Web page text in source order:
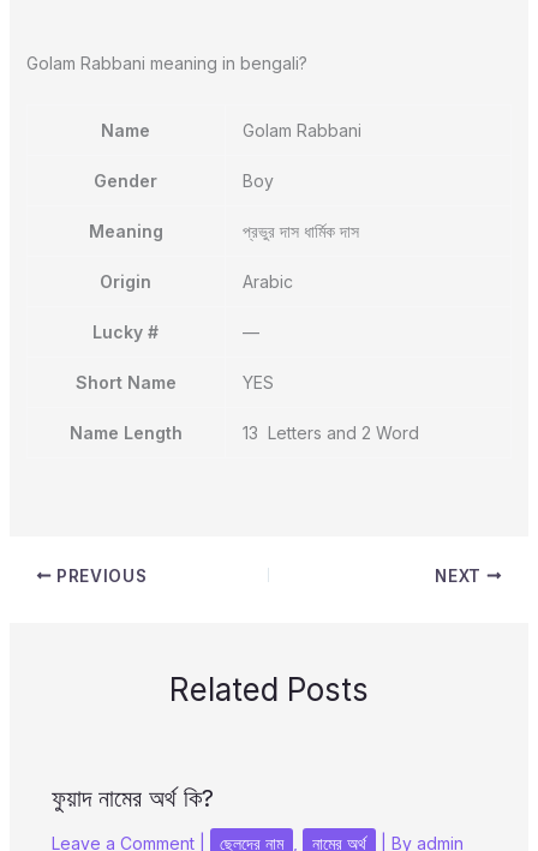
Golam Rabbani meaning in bengali?
Name Golam Rabbani
Gender Boy
Meaning প্রভুর দাস ধার্মিক দাস
Origin Arabic
Lucky # —
Short Name YES
Name Length 13 Letters and 2 Word
PREVIOUS NEXT
Related Posts
ফুয়াদ নামের অর্থ কি?
Leave a Comment ছেলদের নাম নামের অর্থ | By admin